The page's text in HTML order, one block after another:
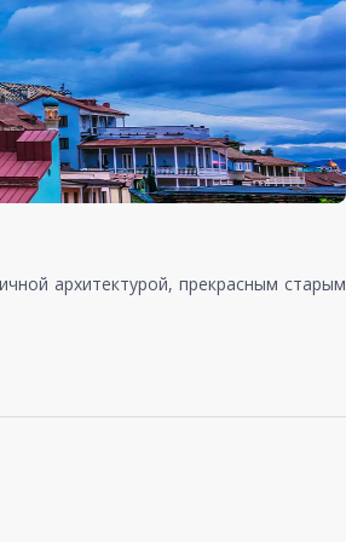
архитектурой, прекрасным старым